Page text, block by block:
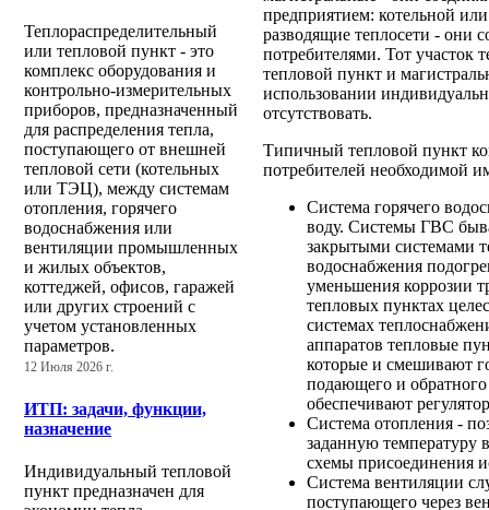
Теплораспределительный
или тепловой пункт - это
комплекс оборудования и
контрольно-измерительных
приборов, предназначенный
для распределения тепла,
поступающего от внешней
тепловой сети (котельных
или ТЭЦ), между системам
отопления, горячего
водоснабжения или
вентиляции промышленных
и жилых объектов,
коттеджей, офисов, гаражей
или других строений с
учетом установленных
параметров.
12 Июля 2026 г.
ИТП: задачи, функции,
назначение
Индивидуальный тепловой
пункт предназначен для
предприятием: котельной
разводящие теплосети - они
потребителями. Тот участок
тепловой пункт и
использовании
отсутствовать.
Типичный тепловой пункт
потребителей необходимой
Система горячего
воду. Системы ГВС
закрытыми системами
водоснабжения
уменьшения коррозии
тепловых пунктах
системах
аппаратов тепловые
которые и смешивают
подающего и
обеспечивают
Система отопления -
заданную температуру
схемы присоединения
Система вентиляции
поступающего через